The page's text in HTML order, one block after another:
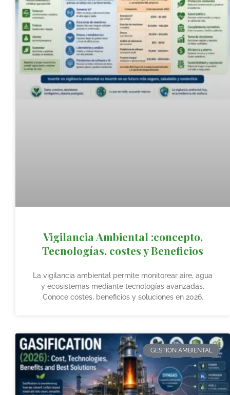
Vigilancia Ambiental :concepto,
Tecnologías, costes y Beneficios
La vigilancia ambiental permite monitorear aire, agua
y ecosistemas mediante tecnologías avanzadas.
Conoce costes, beneficios y soluciones en 2026.
GESTION AMBIENTAL